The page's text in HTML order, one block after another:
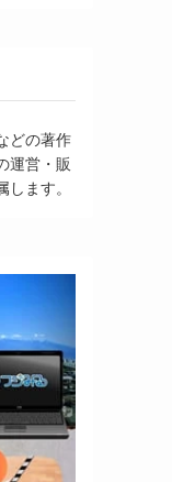
どの著作
運営・販
ます。